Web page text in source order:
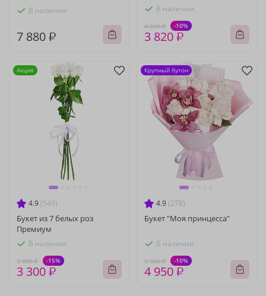
В наличии
7 880 ₽
В наличии
4 240 ₽ -10%
3 820 ₽
4.9 (549)
Букет из 7 белых роз
Премиум
В наличии
3 880 ₽ -15%
3 300 ₽
Акция
4.9 (278)
Букет "Моя принцесса"
В наличии
5 500 ₽ -10%
4 950 ₽
Крупный бутон